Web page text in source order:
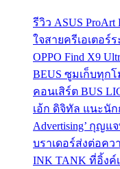
รีวิว ASUS
ใจสายครีเอเตอ
OPPO Find X9
BEUS ซูมเก็บทุก
คอนเสิร์ต BUS
เอ้ก ดิจิทัล แนะนัก
Advertising’ กุญ
บราเดอร์ส่งต่อคว
INK TANK ที่อิ้งค์